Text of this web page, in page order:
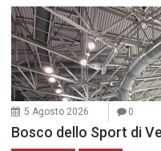
5 Agosto 2026 0
Bosco dello Sport di